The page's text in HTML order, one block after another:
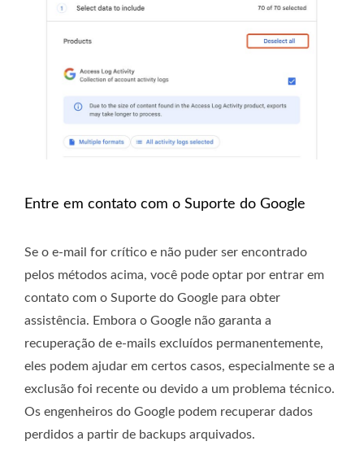
Entre em contato com o Suporte do Google
Se o e-mail for crítico e não puder ser encontrado
pelos métodos acima, você pode optar por entrar em
contato com o Suporte do Google para obter
assistência. Embora o Google não garanta a
recuperação de e-mails excluídos permanentemente,
eles podem ajudar em certos casos, especialmente se a
exclusão foi recente ou devido a um problema técnico.
Os engenheiros do Google podem recuperar dados
perdidos a partir de backups arquivados.